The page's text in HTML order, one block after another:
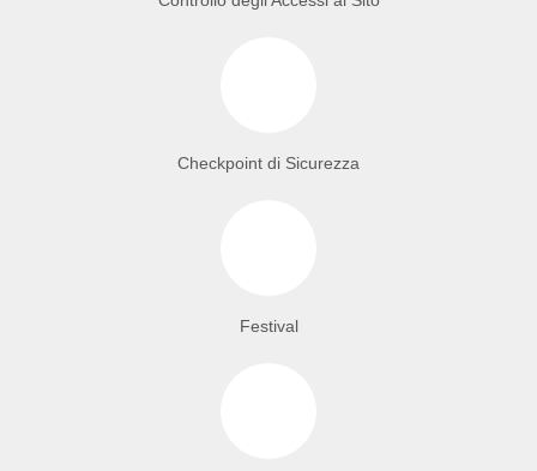
Checkpoint di Sicurezza
Festival